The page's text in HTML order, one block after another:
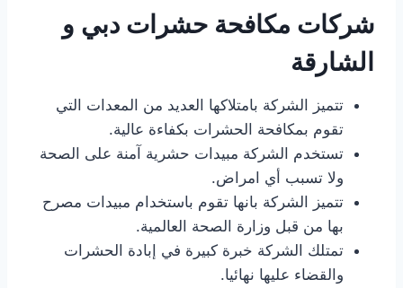
شركات مكافحة حشرات دبي و
الشارقة
تتميز الشركة بامتلاكها العديد من المعدات التي
تقوم بمكافحة الحشرات بكفاءة عالية.
تستخدم الشركة مبيدات حشرية آمنة على الصحة
ولا تسبب أي امراض.
تتميز الشركة بانها تقوم باستخدام مبيدات مصرح
بها من قبل وزارة الصحة العالمية.
تمتلك الشركة خبرة كبيرة في إبادة الحشرات
والقضاء عليها نهائيا.